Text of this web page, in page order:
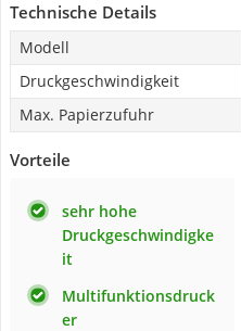
Technische Details
Modell
Druckgeschwindigkeit
Max. Papierzufuhr
Vorteile
sehr hohe
Druckgeschwindigke
it
Multifunktionsdruck
er